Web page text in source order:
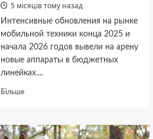
5 місяців тому назад
Интенсивные обновления на рынке
мобильной техники конца 2025 и
начала 2026 годов вывели на арену
новые аппараты в бюджетных
линейках....
БільшеДокладніше
15
и